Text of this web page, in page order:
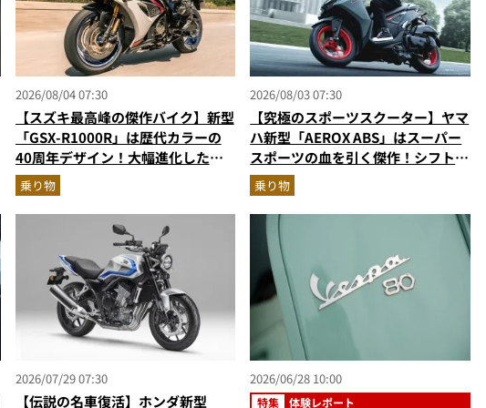
2026/08/04 07:30
【スズキ最高峰の傑作バイク】新型
「GSX-R1000R」は歴代カラーの
40周年デザイン！大幅進化した至
高のスーパースポーツを乗り物ライ
ターが解説
乗り物
2026/08/03 07:30
【究極のスポーツスクーター】ヤマ
ハ新型「AEROX ABS」はスーパー
スポーツの血を引く傑作！シフトダ
ウン可能で街乗りからツーリングま
で最強
乗り物
2026/07/29 07:30
【伝説の名車復活】ホンダ新型
2026/06/28 10:00
特集 体験レポート